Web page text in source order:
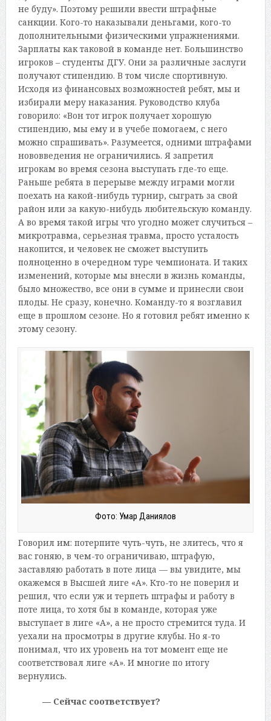
не буду». Поэтому решили ввести штрафные
санкции. Кого-то наказывали деньгами, кого-то
дополнительными физическими упражнениями.
Зарплаты как таковой в команде нет. Большинство
игроков – студенты ДГУ. Они за различные заслуги
получают стипендию. В том числе спортивную.
Исходя из финансовых возможностей ребят, мы и
избирали меру наказания. Руководство клуба
говорило: «Вон тот игрок получает хорошую
стипендию, мы ему и в учебе помогаем, с него
можно спрашивать». Разумеется, одними штрафами
нововведения не ограничились. Я запретил
игрокам во время сезона выступать где-то еще.
Раньше ребята в перерыве между играми могли
поехать на какой-нибудь турнир, сыграть за свой
район или за какую-нибудь любительскую команду.
А во время такой игры что угодно может случиться –
микротравма, серьезная травма, просто усталость
накопится, и человек не сможет выступить
полноценно в очередном туре чемпионата. И таких
изменений, которые мы внесли в жизнь команды,
было множество, все они в сумме и принесли свои
плоды. Не сразу, конечно. Команду-то я возглавил
еще в прошлом сезоне. Но я готовил ребят именно к
этому сезону.
Фото: Умар Даниялов
Говорил им: потерпите чуть-чуть, не злитесь, что я
вас гоняю, в чем-то ограничиваю, штрафую,
заставляю работать в поте лица — вы увидите, мы
окажемся в Высшей лиге «А». Кто-то не поверил и
решил, что если уж и терпеть штрафы и работу в
поте лица, то хотя бы в команде, которая уже
выступает в лиге «А», а не просто стремится туда. И
уехали на просмотры в другие клубы. Но я-то
понимал, что их уровень на тот момент еще не
соответствовал лиге «А». И многие по итогу
вернулись.
— Сейчас соответствует?